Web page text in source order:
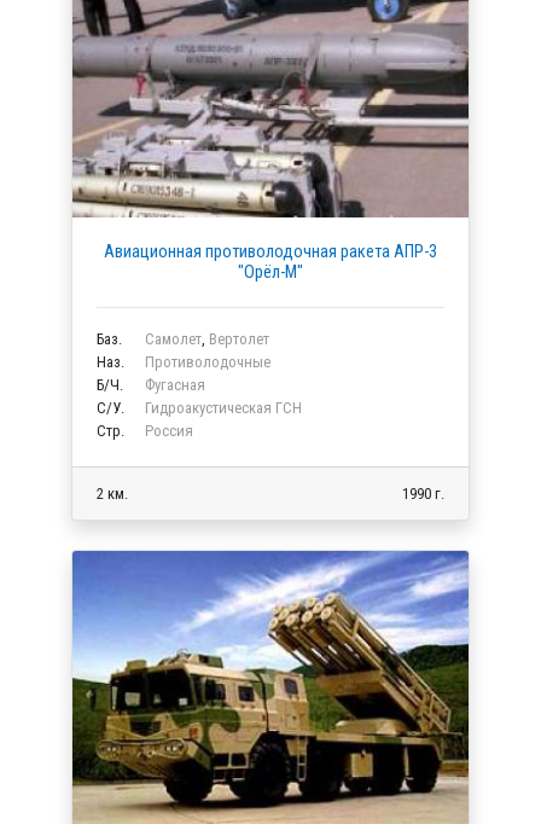
Авиационная противолодочная ракета АПР-3
"Орёл-М"
Баз. Самолет, Вертолет
Наз.
Противолодочные
Б/Ч.
Фугасная
C/У.
Гидроакустическая ГСН
Стр.
Россия
2 км. 1990 г.